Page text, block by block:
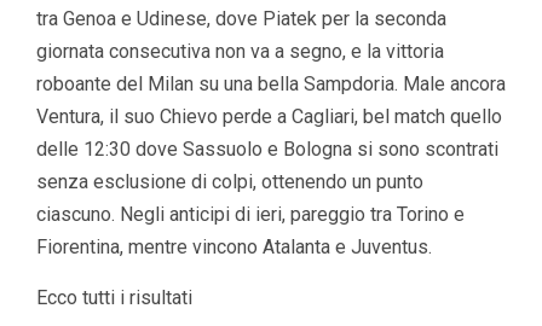
tra Genoa e Udinese, dove Piatek per la seconda
giornata consecutiva non va a segno, e la vittoria
roboante del Milan su una bella Sampdoria. Male ancora
Ventura, il suo Chievo perde a Cagliari, bel match quello
delle 12:30 dove Sassuolo e Bologna si sono scontrati
senza esclusione di colpi, ottenendo un punto
ciascuno. Negli anticipi di ieri, pareggio tra Torino e
Fiorentina, mentre vincono Atalanta e Juventus.
Ecco tutti i risultati